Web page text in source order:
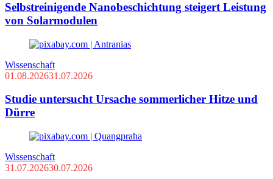
Selbstreinigende Nanobeschichtung steigert Leistung
von Solarmodulen
Wissenschaft
01.08.202631.07.2026
Studie untersucht Ursache sommerlicher Hitze und
Dürre
Wissenschaft
31.07.202630.07.2026